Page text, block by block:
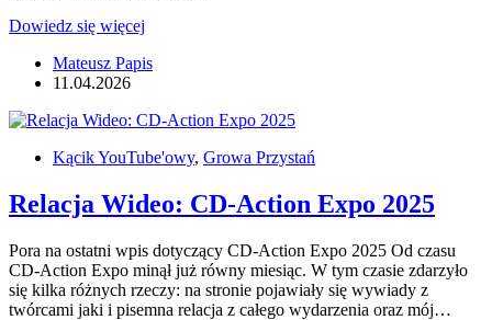
Dowiedz się więcej
EXPO
do
Łodzi
Mateusz Papis
11.04.2026
Kącik YouTube'owy, Growa Przystań
Relacja Wideo: CD-Action Expo 2025
Pora na ostatni wpis dotyczący CD-Action Expo 2025 Od czasu
CD-Action Expo minął już równy miesiąc. W tym czasie zdarzyło
się kilka różnych rzeczy: na stronie pojawiały się wywiady z
twórcami jaki i pisemna relacja z całego wydarzenia oraz mój…